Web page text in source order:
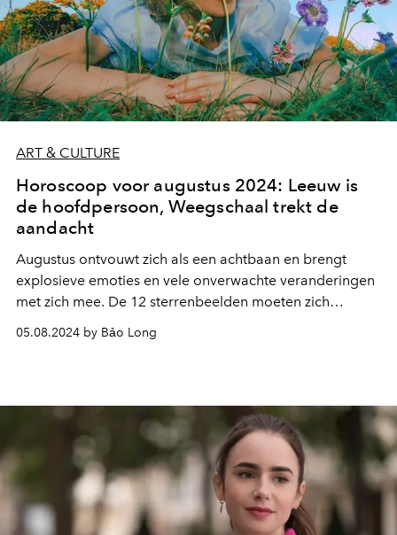
ART & CULTURE
Horoscoop voor augustus 2024: Leeuw is
de hoofdpersoon, Weegschaal trekt de
aandacht
Augustus ontvouwt zich als een achtbaan en brengt
explosieve emoties en vele onverwachte veranderingen
met zich mee. De 12 sterrenbeelden moeten zich
nieuwe uitdagingen.
05.08.2024 by Bảo Long